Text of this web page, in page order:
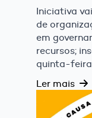
Iniciativa
de
em
recursos;
quinta-
Ler mais